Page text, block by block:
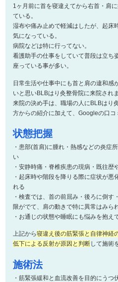
1ヶ月前に首を寝違えてから右首・肩
ている。
湿布や痛み止めで軽減はしたが、起床
気になっている。
病院などは特に行ってない。
看護助手の仕事をしていて普段は立ち
座っている事が多い。
日常生活や仕事中にも首と肩の違和感
いと思いBLBはり灸整骨院に来院されま
来院の決め手は、職場の人にBLBはり
方からの紹介に加えて、Googleの口コ
状態把握
・患部(首肩)に腫れ・熱感などの炎症
い
・安静時痛・脊椎疾患の現病・既往歴
・起床時や階段を降りる際に症状が悪
れる
・検査では、首の前屈み・後ろに倒す
限がでて、肩の動きで特に異常はみら
・お通じの状態や睡眠にも悩みを抱え
上記から寝違え後の筋緊張と自律神経
低下による反射が原因と判断して施術
施術法
・筋緊張緩和と血流改善を目的にう